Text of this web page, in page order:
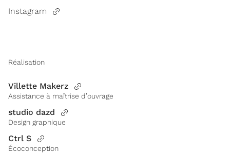
Instagram
Réalisation
Villette Makerz
Assistance à maîtrise d’ouvrage
studio dazd
Design graphique
Ctrl S
Écoconception